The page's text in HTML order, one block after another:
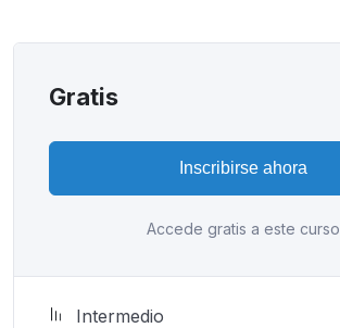
Gratis
Inscribirse ahora
Accede gratis a este curso
Intermedio